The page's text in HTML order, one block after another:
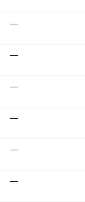
—
—
—
—
—
—